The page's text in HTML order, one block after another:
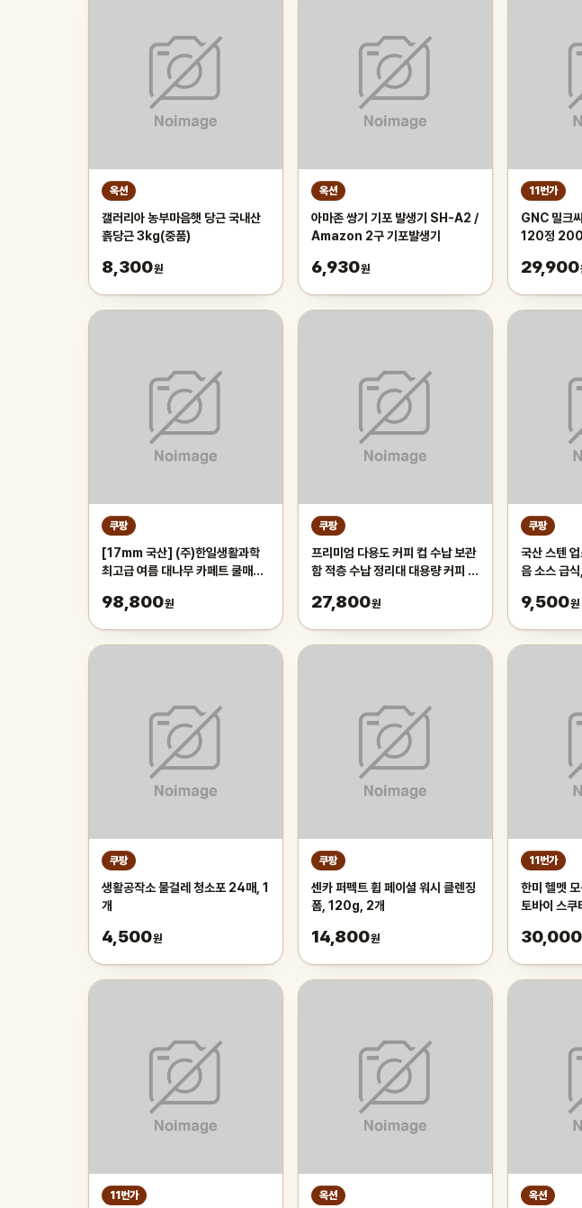
옥션
갤러리아 농부마음햇 당근 국내산
흙당근 3kg(중품)
8,300원
옥션
아마존 쌍기 기포 발생기 SH-A2 /
Amazon 2구 기포발생기
6,930원
11번가
GNC 밀크
120정
29,900
쿠팡
[17mm 국산] (주)한일생활과학
최고급 여름 대나무 카페트 쿨매트
실 침대 장판 자리_두꺼운 폭신한
98,800원
쿠팡
프리미엄 다용도 커피 컵 수납 보관
함 적층 수납 정리대 대용량 커피 트
27,800원
쿠팡
국산 스텐
음 소스 급
9,500원
쿠팡
생활공작소 물걸레 청소포 24매, 1
개
4,500원
쿠팡
센카 퍼펙트 휩 페이셜 워시 클렌징
폼, 120g, 2개
14,800원
11번가
한미 헬멧
토바이 스쿠
30,000
11번가 옥션 옥션